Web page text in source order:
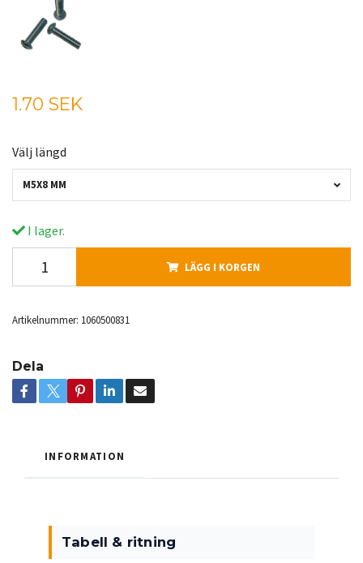
1.70 SEK
Välj längd
M5X8 MM
I lager.
LÄGG I KORGEN
Artikelnummer: 1060500831
Dela
INFORMATION
Tabell & ritning